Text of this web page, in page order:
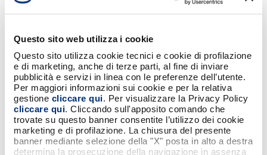
Questo sito web utilizza i cookie
Questo sito utilizza cookie tecnici e cookie di profilazione
e di marketing, anche di terze parti, al fine di inviare
pubblicità e servizi in linea con le preferenze dell’utente.
Per maggiori informazioni sui cookie e per la relativa
gestione cliccare qui. Per visualizzare la Privacy Policy
cliccare qui. Cliccando sull'apposito comando che
trovate su questo banner consentite l’utilizzo dei cookie
marketing e di profilazione. La chiusura del presente
banner mediante selezione della "X" posta in alto a destra
determina la prosecuzione della navigazione in assenza
Condividi
SCARICA